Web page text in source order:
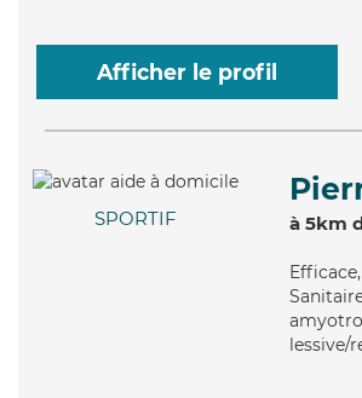
Afficher le profil
SPORTIF à 5km
Efficace
lessive/